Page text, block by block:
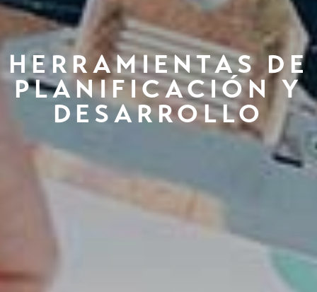
HERRAMIENTAS DE
PLANIFICACIÓN Y
DESARROLLO